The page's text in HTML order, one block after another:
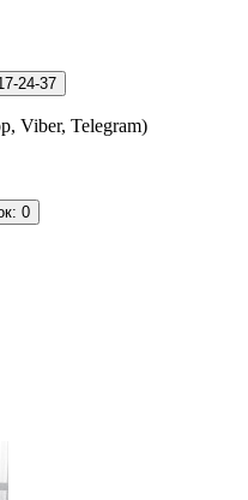
24-37
Viber, Telegram)
: 0